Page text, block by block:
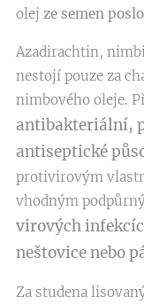
olej ze semen
Azadirachtin,
nestojí pouze za
nimbového oleje.
antibakteriální,
antiseptické
protivirovým
vhodným
virových
neštovice nebo
Za studena